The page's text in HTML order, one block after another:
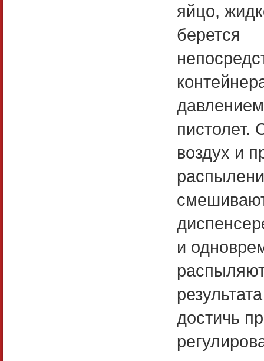
яйцо,
берется
пистолет.
воздух и
и
достичь